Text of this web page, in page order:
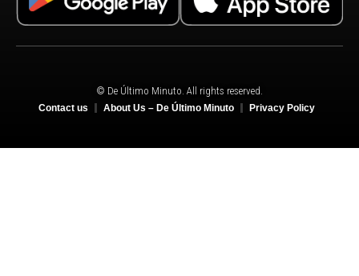
© De Último Minuto. All rights reserved.
Contact us About Us – De Último Minuto Privacy Policy